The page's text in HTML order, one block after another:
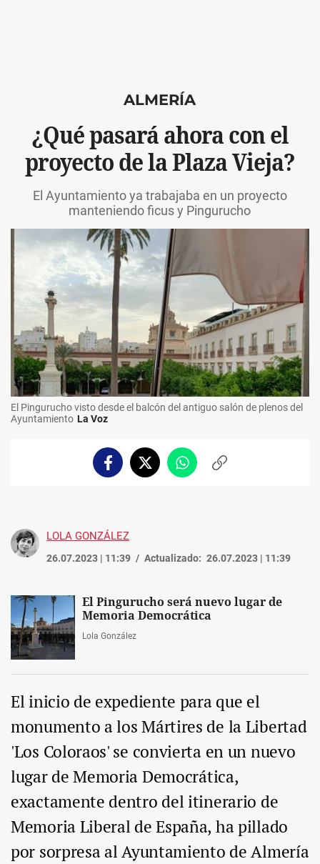
ALMERÍA
¿Qué pasará ahora con el
proyecto de la Plaza Vieja?
El Ayuntamiento ya trabajaba en un proyecto
manteniendo ficus y Pingurucho
El Pingurucho visto desde el balcón del antiguo salón de plenos del
Ayuntamiento La Voz
FacebookTwitterWhatsappCopiar
LOLA GONZÁLEZ
26.07.2023 | 11:39 Actualizado: 26.07.2023 | 11:39
El Pingurucho será nuevo lugar de
Memoria Democrática
Lola González
El inicio de expediente para que el
monumento a los Mártires de la Libertad
'Los Coloraos' se convierta en un nuevo
lugar de Memoria Democrática,
exactamente dentro del itinerario de
Memoria Liberal de España, ha pillado
por sorpresa al Ayuntamiento de Almería